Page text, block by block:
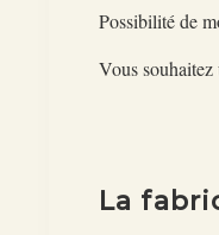
Possibilité de
Vous
La